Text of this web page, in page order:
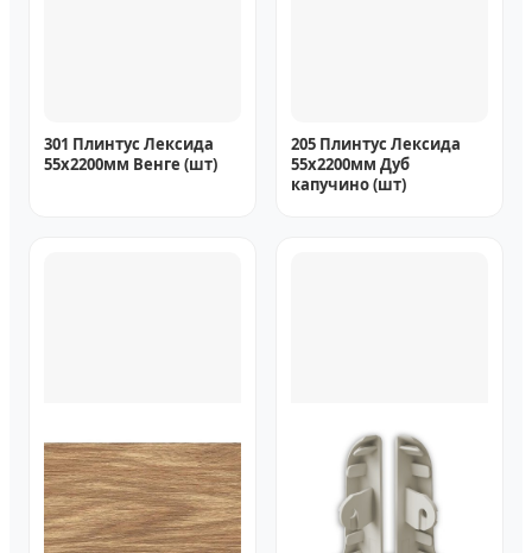
301 Плинтус Лексида
55х2200мм Венге (шт)
205 Плинтус Лексида
55х2200мм Дуб
капучино (шт)